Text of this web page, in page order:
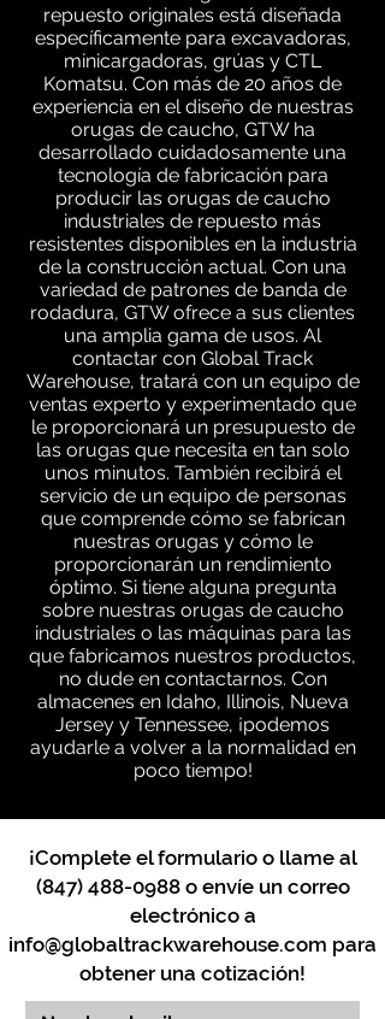
repuesto originales está diseñada
específicamente para excavadoras,
minicargadoras, grúas y CTL
Komatsu. Con más de 20 años de
experiencia en el diseño de nuestras
orugas de caucho, GTW ha
desarrollado cuidadosamente una
tecnología de fabricación para
producir las orugas de caucho
industriales de repuesto más
resistentes disponibles en la industria
de la construcción actual. Con una
variedad de patrones de banda de
rodadura, GTW ofrece a sus clientes
una amplia gama de usos. Al
contactar con Global Track
Warehouse, tratará con un equipo de
ventas experto y experimentado que
le proporcionará un presupuesto de
las orugas que necesita en tan solo
unos minutos. También recibirá el
servicio de un equipo de personas
que comprende cómo se fabrican
nuestras orugas y cómo le
proporcionarán un rendimiento
óptimo. Si tiene alguna pregunta
sobre nuestras orugas de caucho
industriales o las máquinas para las
que fabricamos nuestros productos,
no dude en contactarnos. Con
almacenes en Idaho, Illinois, Nueva
Jersey y Tennessee, ¡podemos
ayudarle a volver a la normalidad en
poco tiempo!
¡Complete el formulario o llame al
(847) 488-0988o envíe un correo
electrónico a
info@globaltrackwarehouse.com para
obtener una cotización!